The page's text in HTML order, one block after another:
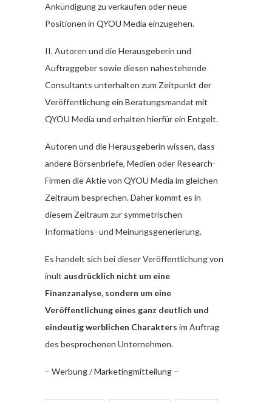
Ankündigung zu verkaufen oder neue
Positionen in QYOU Media einzugehen.
II. Autoren und die Herausgeberin und
Auftraggeber sowie diesen nahestehende
Consultants unterhalten zum Zeitpunkt der
Veröffentlichung ein Beratungsmandat mit
QYOU Media und erhalten hierfür ein Entgelt.
Autoren und die Herausgeberin wissen, dass
andere Börsenbriefe, Medien oder Research-
Firmen die Aktie von QYOU Media im gleichen
Zeitraum besprechen. Daher kommt es in
diesem Zeitraum zur symmetrischen
Informations- und Meinungsgenerierung.
Es handelt sich bei dieser Veröffentlichung von
inult ausdrücklich nicht um eine
Finanzanalyse, sondern um eine
Veröffentlichung eines ganz deutlich und
eindeutig werblichen Charakters im Auftrag
des besprochenen Unternehmen.
– Werbung / Marketingmitteilung –